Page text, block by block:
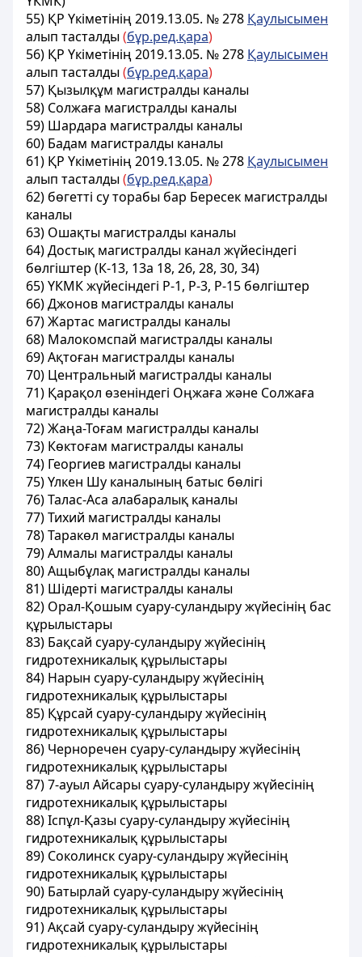
55) ҚР Үкіметінің 2019.13.05. № 278 Қаулысымен
алып тасталды(бұр.ред.қара)
56) ҚР Үкіметінің 2019.13.05. № 278 Қаулысымен
алып тасталды(бұр.ред.қара)
57) Қызылқұм магистралды каналы
58) Солжаға магистралды каналы
59) Шардара магистралды каналы
60) Бадам магистралды каналы
61) ҚР Үкіметінің 2019.13.05. № 278 Қаулысымен
алып тасталды(бұр.ред.қара)
62) бөгетті су торабы бар Бересек магистралды
каналы
63) Ошақты магистралды каналы
64) Достық магистралды канал жүйесiндегi
бөлгiштер (К-13, 13а 18, 26, 28, 30, 34)
65) ҮКМК жүйесіндегі Р-1, Р-3, Р-15 бөлгіштер
66) Джонов магистралды каналы
67) Жартас магистралды каналы
68) Малокомспай магистралды каналы
69) Ақтоған магистралды каналы
70) Центральный магистралды каналы
71) Қарақол өзенiндегi Оңжаға және Солжаға
магистралды каналы
72) Жаңа-Тоғам магистралды каналы
73) Көктоғам магистралды каналы
74) Георгиев магистралды каналы
75) Үлкен Шу каналының батыс бөлiгi
76) Талас-Аса алабаралық каналы
77) Тихий магистралды каналы
78) Таракөл магистралды каналы
79) Алмалы магистралды каналы
80) Ащыбұлақ магистралды каналы
81) Шiдертi магистралды каналы
82) Орал-Қошым суару-суландыру жүйесiнiң бас
құрылыстары
83) Бақсай суару-суландыру жүйесiнiң
гидротехникалық құрылыстары
84) Нарын суару-суландыру жүйесiнiң
гидротехникалық құрылыстары
85) Құрсай суару-суландыру жүйесiнiң
гидротехникалық құрылыстары
86) Черноречен суару-суландыру жүйесiнiң
гидротехникалық құрылыстары
87) 7-ауыл Айсары суару-суландыру жүйесiнiң
гидротехникалық құрылыстары
88) Iспұл-Қазы суару-суландыру жүйесiнiң
гидротехникалық құрылыстары
89) Соколинск суару-суландыру жүйесiнiң
гидротехникалық құрылыстары
90) Батырлай суару-суландыру жүйесiнiң
гидротехникалық құрылыстары
91) Ақсай суару-суландыру жүйесiнiң
гидротехникалық құрылыстары